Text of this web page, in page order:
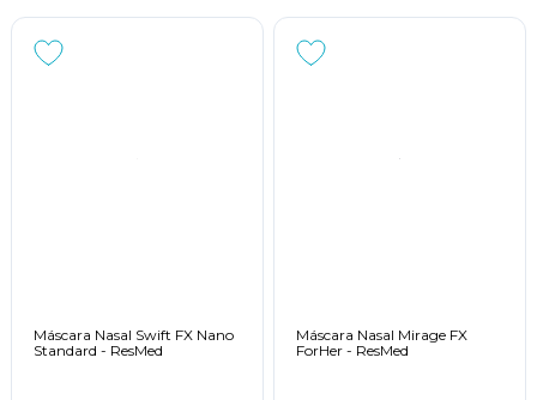
Máscara Nasal Swift FX Nano
Standard - ResMed
Máscara Nasal Mirage FX
ForHer - ResMed